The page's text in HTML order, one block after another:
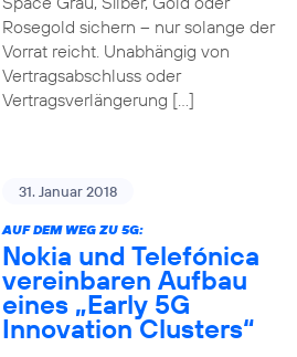
Rosegold sichern – nur solange der
Vorrat reicht. Unabhängig von
Vertragsabschluss oder
Vertragsverlängerung […]
31. Januar 2018
AUF DEM WEG ZU 5G:
Nokia und Telefónica
vereinbaren Aufbau
eines „Early 5G
Innovation Clusters“